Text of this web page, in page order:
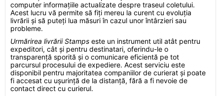
computer informațiile actualizate despre traseul coletului.
Acest lucru vă permite să fiți mereu la curent cu evoluția
livrării și să puteți lua măsuri în cazul unor întârzieri sau
probleme.
Urmărirea livrării Stamps este un instrument util atât pentru
expeditori, cât și pentru destinatari, oferindu-le o
transparență sporită și o comunicare eficientă pe tot
parcursul procesului de expediere. Acest serviciu este
disponibil pentru majoritatea companiilor de curierat și poate
fi accesat cu ușurință de la distanță, fără a fi nevoie de
contact direct cu curierul.